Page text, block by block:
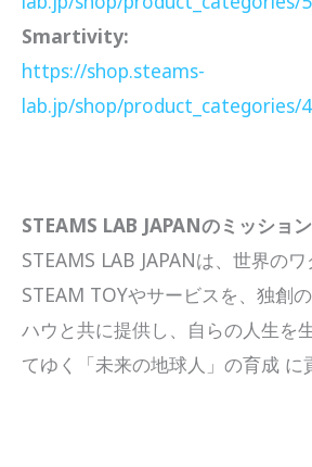
Smartivity:
https://shop.steams-
lab.jp/shop/product_categories/4
STEAMS LAB JAPANのミッション
STEAMS LAB JAPANは、世界の
STEAM TOYやサービスを、独創
ハウと共に提供し、自らの人生を
てゆく「未来の地球人」の育成 に